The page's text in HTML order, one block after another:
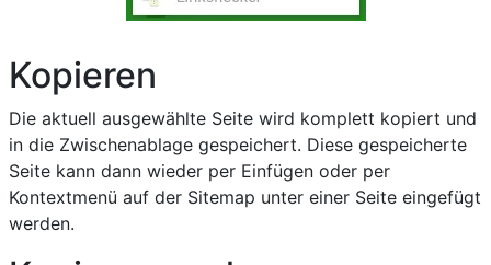
Kopieren
Die aktuell ausgewählte Seite wird komplett kopiert und
in die Zwischenablage gespeichert. Diese gespeicherte
Seite kann dann wieder per Einfügen oder per
Kontextmenü auf der Sitemap unter einer Seite eingefügt
werden.